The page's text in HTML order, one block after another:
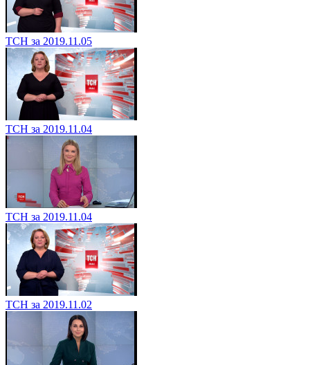
ТСН за 2019.11.05
ТСН за 2019.11.04
ТСН за 2019.11.04
ТСН за 2019.11.02